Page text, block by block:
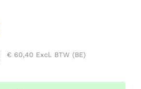
€ 60,40 Excl. BTW (BE)